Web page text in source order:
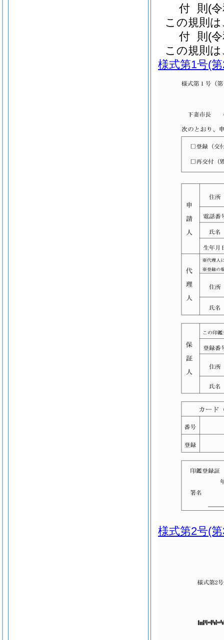
付 則 (
この規則
付 則 (
この規則
様式第1号(
様式第2号(